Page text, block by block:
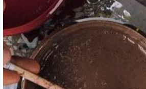
[Poeta
sugerido]